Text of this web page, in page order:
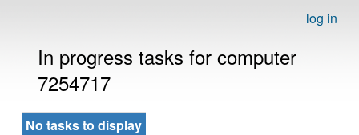
log in
In progress tasks for computer
7254717
No tasks to display